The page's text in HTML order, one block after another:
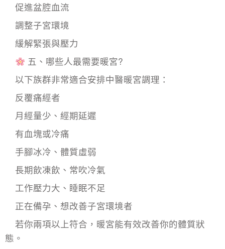
促進盆腔血流
調整子宮環境
緩解緊張與壓力
五、哪些人最需要暖宮?
以下族群非常適合安排中醫暖宮調理：
反覆痛經者
月經量少、經期延遲
有血塊或冷痛
手腳冰冷、體質虛弱
長期飲凍飲、常吹冷氣
工作壓力大、睡眠不足
正在備孕、想改善子宮環境者
若你兩項以上符合，暖宮能有效改善你的體質狀
態。